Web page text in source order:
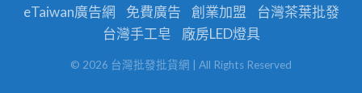
eTaiwan廣告網 免費廣告 創業加盟
台灣茶葉批發
台灣手工皂
廠房LED燈具
© 2026 台灣批發批貨網 | All Rights Reserved